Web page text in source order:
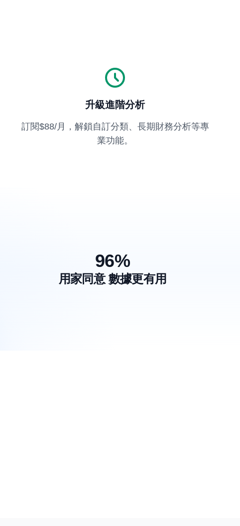
升級進階分析
訂閱$88/月，解鎖自訂分類、長期財務分析等專
業功能。
96%
用家同意 數據更有用